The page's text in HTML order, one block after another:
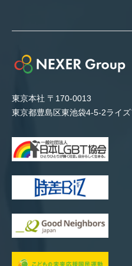
東京本社 〒170-0013
東京都豊島区東池袋4-5-2ライ